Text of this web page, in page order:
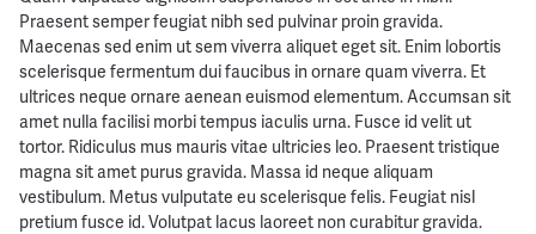
Praesent semper feugiat nibh sed pulvinar proin gravida.
Maecenas sed enim ut sem viverra aliquet eget sit. Enim lobortis
scelerisque fermentum dui faucibus in ornare quam viverra. Et
ultrices neque ornare aenean euismod elementum. Accumsan sit
amet nulla facilisi morbi tempus iaculis urna. Fusce id velit ut
tortor. Ridiculus mus mauris vitae ultricies leo. Praesent tristique
magna sit amet purus gravida. Massa id neque aliquam
vestibulum. Metus vulputate eu scelerisque felis. Feugiat nisl
pretium fusce id. Volutpat lacus laoreet non curabitur gravida.